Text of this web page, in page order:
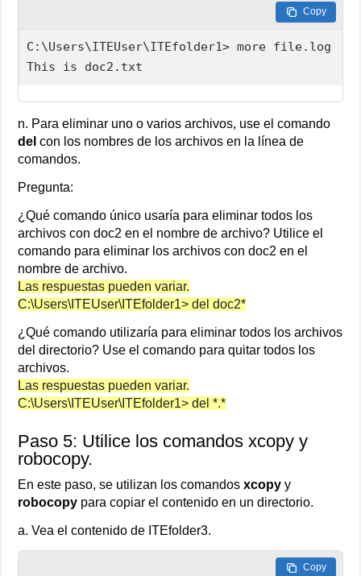
Copy
C:\Users\ITEUser\ITEfolder1> more file.log
This is doc2.txt
n. Para eliminar uno o varios archivos, use el comando
del con los nombres de los archivos en la línea de
comandos.
Pregunta:
¿Qué comando único usaría para eliminar todos los
archivos con doc2 en el nombre de archivo? Utilice el
comando para eliminar los archivos con doc2 en el
nombre de archivo.
Las respuestas pueden variar.
C:\Users\ITEUser\ITEfolder1> del doc2*
¿Qué comando utilizaría para eliminar todos los archivos
del directorio? Use el comando para quitar todos los
archivos.
Las respuestas pueden variar.
C:\Users\ITEUser\ITEfolder1> del *.*
Paso 5: Utilice los comandos xcopy y
robocopy.
En este paso, se utilizan los comandosxcopy y
robocopy para copiar el contenido en un directorio.
a. Vea el contenido de ITEfolder3.
Copy